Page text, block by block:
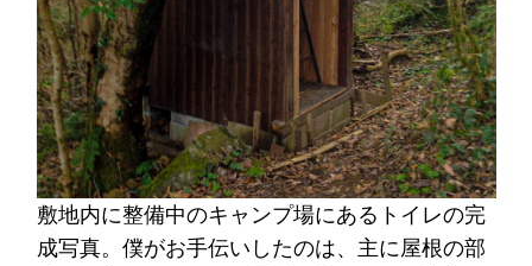
敷地内に整備中のキャンプ場にあるトイレの完
成写真。僕がお手伝いしたのは、主に屋根の部